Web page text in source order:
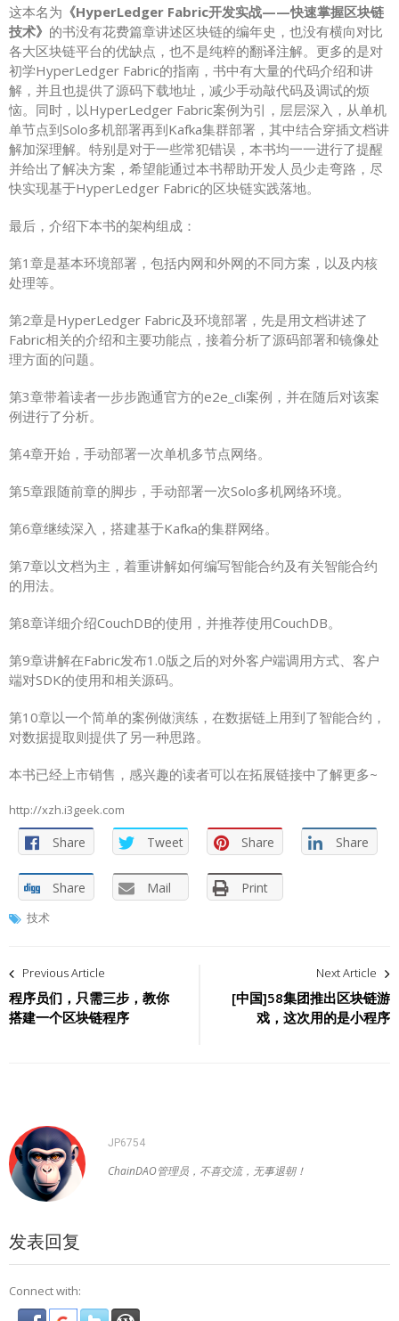
这本名为 《HyperLedger Fabric开发实战——快速掌握区块链
技术》 的书没有花费篇章讲述区块链的编年史，也没有横向对比
各大区块链平台的优缺点，也不是纯粹的翻译注解。更多的是对
初学HyperLedger Fabric的指南，书中有大量的代码介绍和讲
解，并且也提供了源码下载地址，减少手动敲代码及调试的烦
恼。同时，以HyperLedger Fabric案例为引，层层深入，从单机
单节点到Solo多机部署再到Kafka集群部署，其中结合穿插文档讲
解加深理解。特别是对于一些常犯错误，本书均一一进行了提醒
并给出了解决方案，希望能通过本书帮助开发人员少走弯路，尽
快实现基于HyperLedger Fabric的区块链实践落地。
最后，介绍下本书的架构组成：
第1章是基本环境部署，包括内网和外网的不同方案，以及内核
处理等。
第2章是HyperLedger Fabric及环境部署，先是用文档讲述了
Fabric相关的介绍和主要功能点，接着分析了源码部署和镜像处
理方面的问题。
第3章带着读者一步步跑通官方的e2e_cli案例，并在随后对该案
例进行了分析。
第4章开始，手动部署一次单机多节点网络。
第5章跟随前章的脚步，手动部署一次Solo多机网络环境。
第6章继续深入，搭建基于Kafka的集群网络。
第7章以文档为主，着重讲解如何编写智能合约及有关智能合约
的用法。
第8章详细介绍CouchDB的使用，并推荐使用CouchDB。
第9章讲解在Fabric发布1.0版之后的对外客户端调用方式、客户
端对SDK的使用和相关源码。
第10章以一个简单的案例做演练，在数据链上用到了智能合约，
对数据提取则提供了另一种思路。
本书已经上市销售，感兴趣的读者可以在拓展链接中了解更多~
http://xzh.i3geek.com
Share Tweet Share Share
Share Mail Print
技术
文
章
导
Previous Article
程序员们，只需三步，教你
搭建一个区块链程序
Next Article
[中国]58集团推出区块链游
戏，这次用的是小程序
JP6754
ChainDAO管理员，不喜交流，无事退朝！
发表回复
Connect with: